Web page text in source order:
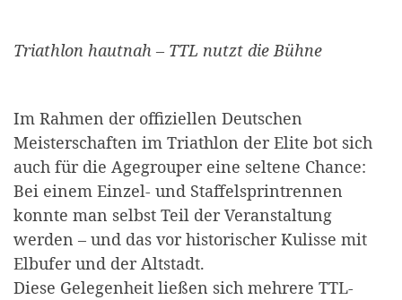
Triathlon hautnah – TTL nutzt die Bühne
Im Rahmen der offiziellen Deutschen
Meisterschaften im Triathlon der Elite bot sich
auch für die Agegrouper eine seltene Chance:
Bei einem Einzel- und Staffelsprintrennen
konnte man selbst Teil der Veranstaltung
werden – und das vor historischer Kulisse mit
Elbufer und der Altstadt.
Diese Gelegenheit ließen sich mehrere TTL-